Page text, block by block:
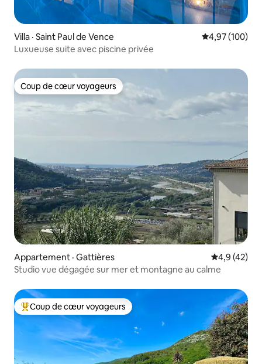
Villa · Saint Paul de Vence Note
4,97 (100)
Luxueuse suite avec piscine privée
Coup de cœur voyageurs
Coup de cœur voyageurs
Appartement · Gattières Note
4,9 (42)
Studio vue dégagée sur mer et montagne au calme
Coup de cœur voyageurs parmi les plus aimés
Coup de cœur voyageurs